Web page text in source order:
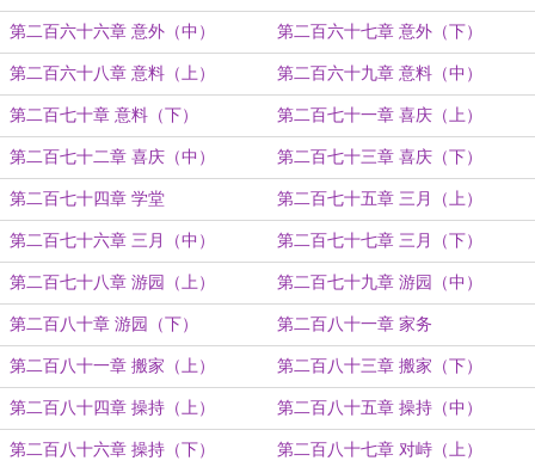
第二百六十六章 意外（中） 第二百六十七章 意外（下）
第二百六十八章 意料（上） 第二百六十九章 意料（中）
第二百七十章 意料（下） 第二百七十一章 喜庆（上）
第二百七十二章 喜庆（中） 第二百七十三章 喜庆（下）
第二百七十四章 学堂 第二百七十五章 三月（上）
第二百七十六章 三月（中） 第二百七十七章 三月（下）
第二百七十八章 游园（上） 第二百七十九章 游园（中）
第二百八十章 游园（下） 第二百八十一章 家务
第二百八十一章 搬家（上） 第二百八十三章 搬家（下）
第二百八十四章 操持（上） 第二百八十五章 操持（中）
第二百八十六章 操持（下） 第二百八十七章 对峙（上）